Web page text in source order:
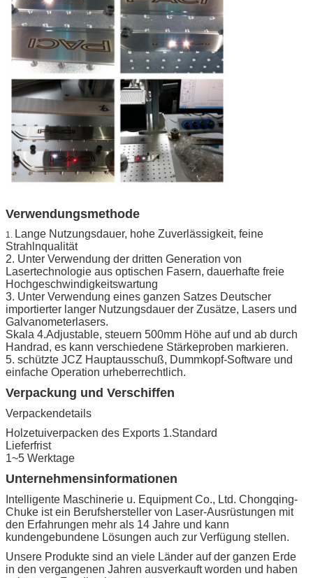
Verwendungsmethode
1. Lange Nutzungsdauer, hohe Zuverlässigkeit, feine
Strahlnqualität
2. Unter Verwendung der dritten Generation von
Lasertechnologie aus optischen Fasern, dauerhafte freie
Hochgeschwindigkeitswartung
3. Unter Verwendung eines ganzen Satzes Deutscher
importierter langer Nutzungsdauer der Zusätze, Lasers und
Galvanometerlasers.
Skala 4.Adjustable, steuern 500mm Höhe auf und ab durch
Handrad, es kann verschiedene Stärkeproben markieren.
5. schützte JCZ Hauptausschuß, Dummkopf-Software und
einfache Operation urheberrechtlich.
Verpackung und Verschiffen
Verpackendetails
Holzetuiverpacken des Exports 1.Standard
Lieferfrist
1~5 Werktage
Unternehmensinformationen
Intelligente Maschinerie u. Equipment Co., Ltd. Chongqing-
Chuke ist ein Berufshersteller von Laser-Ausrüstungen mit
den Erfahrungen mehr als 14 Jahre und kann
kundengebundene Lösungen auch zur Verfügung stellen.
Unsere Produkte sind an viele Länder auf der ganzen Erde
in den vergangenen Jahren ausverkauft worden und haben